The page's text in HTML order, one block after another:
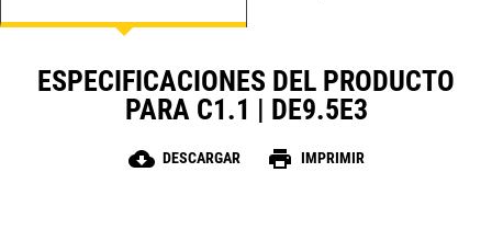
ESPECIFICACIONES DEL PRODUCTO
PARA C1.1 | DE9.5E3
cloud_download DESCARGAR print IMPRIMIR